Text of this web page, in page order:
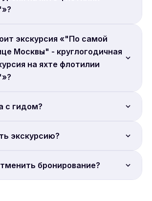
2.5 часа.
экскурсия «"По самой
Москвы" - круглогодичная
на яхте флотилии
руб. с человека. Бронируйте
с гидом?
Причал Гостиница Украина.
экскурсию?
Бронирование на сайте Sputnik8.
бронирование?